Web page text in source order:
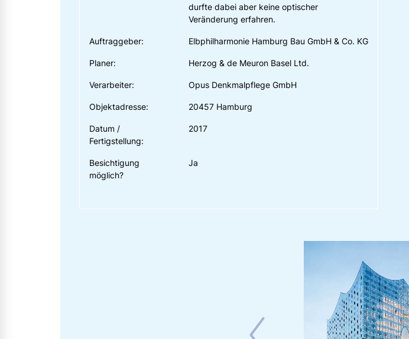
durfte dabei aber keine optischer
Veränderung erfahren.
Auftraggeber: Elbphilharmonie Hamburg Bau GmbH & Co. KG
Planer: Herzog & de Meuron Basel Ltd.
Verarbeiter: Opus Denkmalpflege GmbH
Objektadresse: 20457 Hamburg
Datum /
Fertigstellung:
2017
Besichtigung
möglich?
Ja